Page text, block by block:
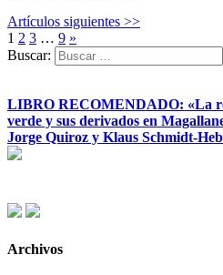
Artículos siguientes >>
1 2 3 … 9 »
Buscar:
LIBRO RECOMENDADO: «La
verde y sus derivados en
Jorge Quiroz y Klaus Schmidt-
Archivos